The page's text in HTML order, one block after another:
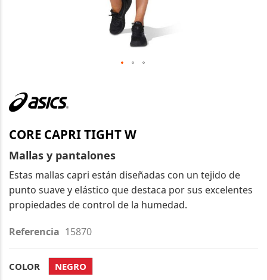
al
comienzo
la
galería
de
imágenes
CORE CAPRI TIGHT W
Mallas y pantalones
Estas mallas capri están diseñadas con un tejido de
punto suave y elástico que destaca por sus excelentes
propiedades de control de la humedad.
Referencia 15870
COLOR NEGRO